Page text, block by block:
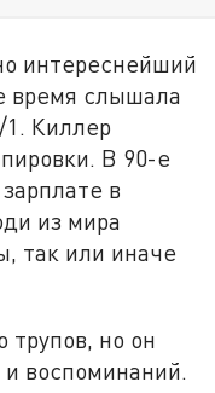
интереснейший
время слышала
Киллер
В 90-е
в
из мира
так или иначе
трупов, но он
и воспоминаний.